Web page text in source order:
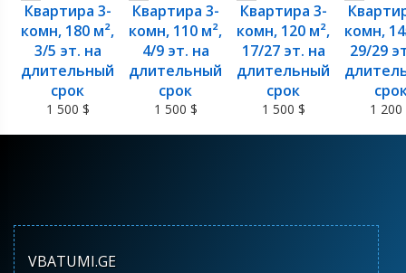
Квартира 3-
комн, 180 м²,
3/5 эт. на
длительный
срок
1 500 $
Квартира 3-
комн, 110 м²,
4/9 эт. на
длительный
срок
1 500 $
Квартира 3-
комн, 120 м²,
17/27 эт. на
длительный
срок
1 500 $
комн,
29/29
1 200
VBATUMI.GE